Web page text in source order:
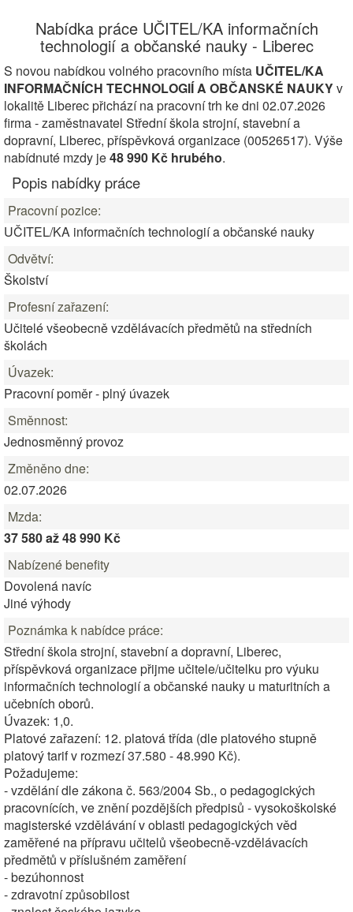
Nabídka práce UČITEL/KA informačních
technologií a občanské nauky - Liberec
S novou nabídkou volného pracovního místa UČITEL/KA
INFORMAČNÍCH TECHNOLOGIÍ A OBČANSKÉ NAUKYv
lokalitě Liberec přichází na pracovní trh ke dni 02.07.2026
firma - zaměstnavatel Střední škola strojní, stavební a
dopravní, Liberec, příspěvková organizace (00526517). Výše
nabídnuté mzdy je48 990 Kč hrubého.
Popis nabídky práce
Pracovní pozice:
UČITEL/KA informačních technologií a občanské nauky
Odvětví:
Školství
Profesní zařazení:
Učitelé všeobecně vzdělávacích předmětů na středních
školách
Úvazek:
Pracovní poměr - plný úvazek
Směnnost:
Jednosměnný provoz
Změněno dne:
02.07.2026
Mzda:
37 580 až 48 990 Kč
Nabízené benefity
Dovolená navíc
Jiné výhody
Poznámka k nabídce práce:
Střední škola strojní, stavební a dopravní, Liberec,
příspěvková organizace přijme učitele/učitelku pro výuku
informačních technologií a občanské nauky u maturitních a
učebních oborů.
Úvazek: 1,0.
Platové zařazení: 12. platová třída (dle platového stupně
platový tarif v rozmezí 37.580 - 48.990 Kč).
Požadujeme:
- vzdělání dle zákona č. 563/2004 Sb., o pedagogických
pracovnících, ve znění pozdějších předpisů - vysokoškolské
magisterské vzdělávání v oblasti pedagogických věd
zaměřené na přípravu učitelů všeobecně-vzdělávacích
předmětů v příslušném zaměření
- bezúhonnost
- zdravotní způsobilost